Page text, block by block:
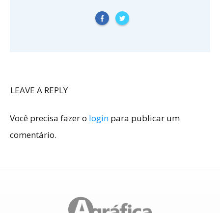
LEAVE A REPLY
Você precisa fazer o login para publicar um
comentário.